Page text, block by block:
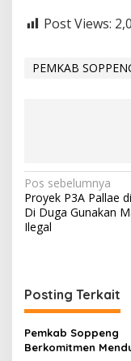
Post Views:
PEMKAB
N
a
v
a
s
i
Pos sebelumnya
Proyek P3A Pallae
Di Duga Gunakan
Ilegal
Posting Terkait
Pemkab Soppeng
Berkomitmen